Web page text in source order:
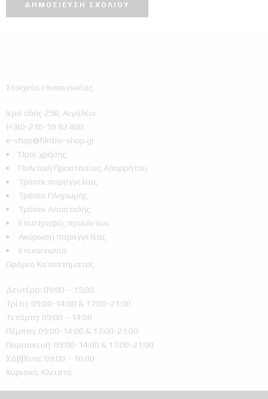
Στοιχεία επικοινωνίας
Ιερά οδός 258, Αιγάλεω
(+30)-210-59 82 400
e-shop@filntisi-shop.gr
Όροι χρήσης
Πολιτική Προστασίας Απορρήτου
Τρόποι παραγγελίας
Τρόποι Πληρωμής
Τρόποι Αποστολής
Επιστροφές προϊόντων
Ακύρωση παραγγελίας
Επικοινωνία
Ωράριο Καταστήματος
Δευτέρα: 09:00 – 15:00
Τρίτη: 09:00-14:00 & 17:00-21:00
Τετάρτη: 09:00 – 14:00
Πέμπτη: 09:00-14:00 & 17:00-21:00
Παρασκευή: 09:00-14:00 & 17:00-21:00
Σάββατο: 09:00 – 16:00
Κυριακή: Κλειστά